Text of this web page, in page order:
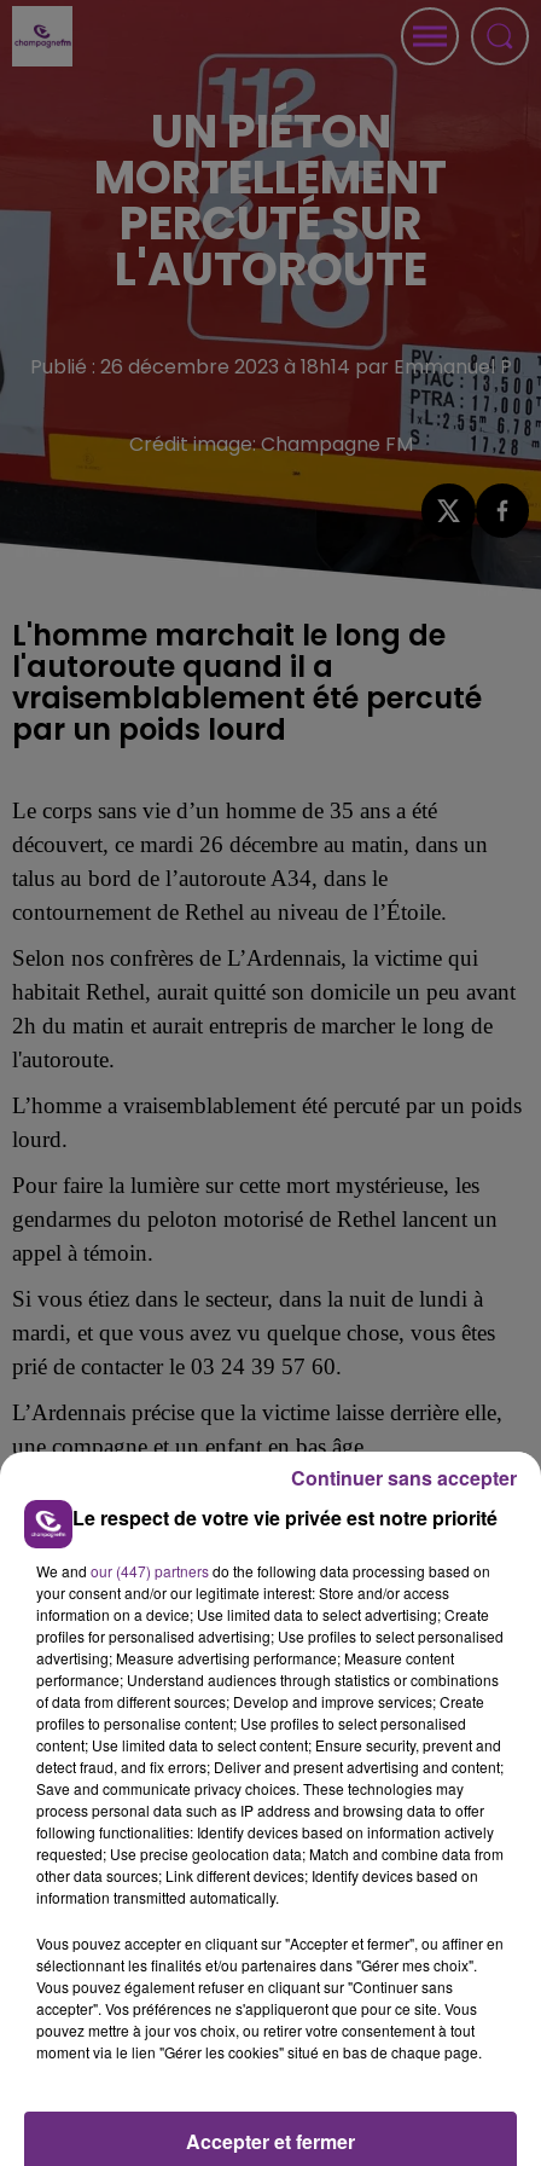
UN PIÉTON
MORTELLEMENT
PERCUTÉ SUR
L'AUTOROUTE
Publié : 26 décembre 2023 à 18h14 par Emmanuel P
Crédit image:Champagne FM
L'homme marchait le long de
l'autoroute quand il a
vraisemblablement été percuté
par un poids lourd
Le corps sans vie d’un homme de 35 ans a été
découvert, ce mardi 26 décembre au matin, dans un
talus au bord de l’autoroute A34, dans le
contournement de Rethel au niveau de l’Étoile.
Selon nos confrères de L’Ardennais, la victime qui
habitait Rethel, aurait quitté son domicile un peu avant
2h du matin et aurait entrepris de marcher le long de
l'autoroute.
L’homme a vraisemblablement été percuté par un poids
lourd.
Pour faire la lumière sur cette mort mystérieuse, les
gendarmes du peloton motorisé de Rethel lancent un
appel à témoin.
Si vous étiez dans le secteur, dans la nuit de lundi à
mardi, et que vous avez vu quelque chose, vous êtes
prié de contacter le 03 24 39 57 60.
L’Ardennais précise que la victime laisse derrière elle,
une compagne et un enfant en bas âge.
FIL D'ACTU
7 août 2026
LA CENTRALE NUCLÉAIRE DE CHOOZ
TOUJOURS À L'ARRÊT
nucléaire ardennaise est à l'arrêt. Une situation
justifiée par la sécheresse intense qui est toujours
présente.
Le respect de votre vie privée est notre priorité
We and our (447) partnersdo the following data processing based on
your consent and/or our legitimate interest: Store and/or access
information on a device; Use limited data to select advertising; Create
profiles for personalised advertising; Use profiles to select personalised
advertising; Measure advertising performance; Measure content
performance; Understand audiences through statistics or combinations
of data from different sources; Develop and improve services; Create
profiles to personalise content; Use profiles to select personalised
content; Use limited data to select content; Ensure security, prevent and
detect fraud, and fix errors; Deliver and present advertising and content;
Save and communicate privacy choices. These technologies may
process personal data such as IP address and browsing data to offer
following functionalities: Identify devices based on information actively
requested; Use precise geolocation data; Match and combine data from
other data sources; Link different devices; Identify devices based on
information transmitted automatically.
Vous pouvez accepter en cliquant sur "Accepter et fermer", ou affiner en
sélectionnant les finalités et/ou partenaires dans "Gérer mes choix".
Vous pouvez également refuser en cliquant sur "Continuer sans
accepter". Vos préférences ne s'appliqueront que pour ce site. Vous
pouvez mettre à jour vos choix, ou retirer votre consentement à tout
moment via le lien "Gérer les cookies" situé en bas de chaque page.
Accepter et fermer
Continuer sans accepter